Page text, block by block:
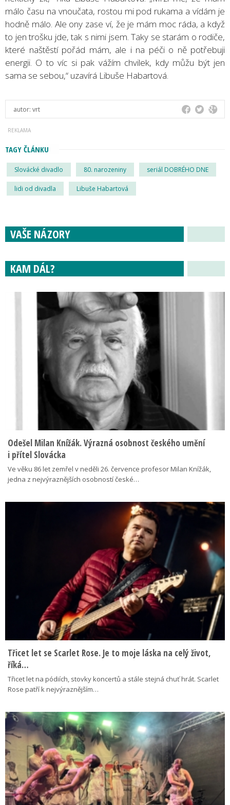
málo času na vnoučata, rostou mi pod rukama a vídám je
hodně málo. Ale ony zase ví, že je mám moc ráda, a když
to jen trošku jde, tak s nimi jsem. Taky se starám o rodiče,
které naštěstí pořád mám, ale i na péči o ně potřebuji
energii. O to víc si pak vážím chvilek, kdy můžu být jen
sama se sebou,“ uzavírá Libuše Habartová.
autor: vrt
TAGY ČLÁNKU
Slovácké divadlo 80. narozeniny seriál DOBRÉHO DNE
lidi od divadla Libuše Habartová
VAŠE NÁZORY
KAM DÁL?
Odešel Milan Knížák. Výrazná osobnost českého umění
i přítel Slovácka
Ve věku 86 let zemřel v neděli 26. července profesor Milan Knížák,
jedna z nejvýraznějších osobností české…
Třicet let se Scarlet Rose. Je to moje láska na celý život,
říká…
Třicet let na pódiích, stovky koncertů a stále stejná chuť hrát. Scarlet
Rose patří k nejvýraznějším…